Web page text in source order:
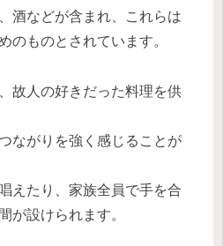
酒などが含まれ、これらは
のものとされています。
故人の好きだった料理を供
ながりを強く感じることが
えたり、家族全員で手を合
が設けられます。